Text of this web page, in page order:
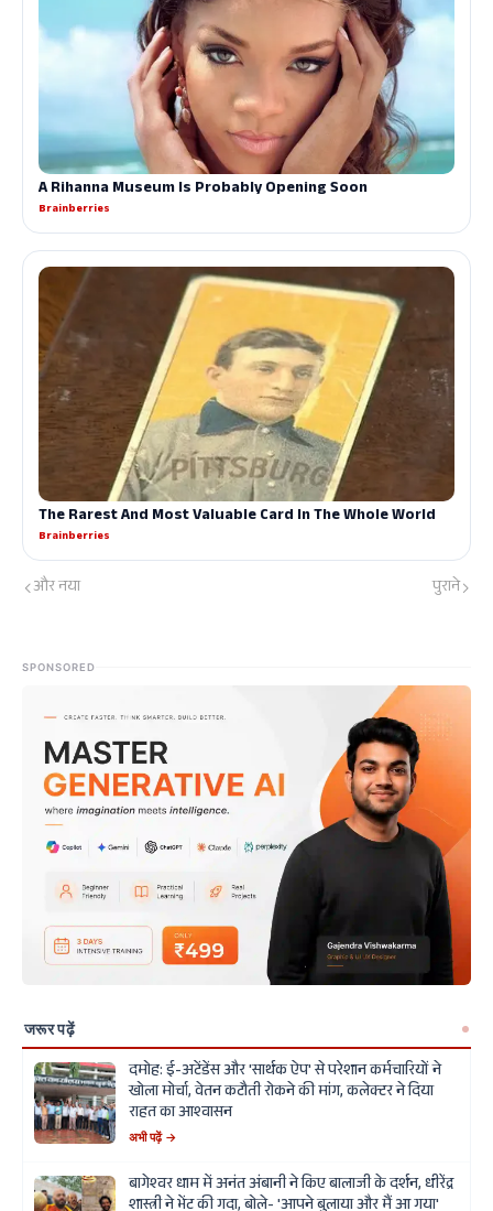
और नया पुराने
SPONSORED
जरूर पढ़ें
दमोह: ई-अटेंडेंस और 'सार्थक ऐप' से परेशान कर्मचारियों ने
खोला मोर्चा, वेतन कटौती रोकने की मांग, कलेक्टर ने दिया
राहत का आश्वासन
अभी पढ़ें →
बागेश्वर धाम में अनंत अंबानी ने किए बालाजी के दर्शन, धीरेंद्र